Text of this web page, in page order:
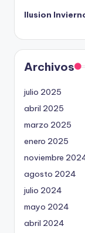
Ilusion
Archivos
julio 2025
abril 2025
marzo 2025
enero 2025
noviembre
agosto 2024
julio 2024
mayo 2024
abril 2024